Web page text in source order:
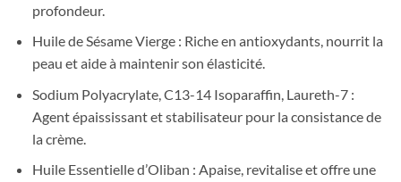
profondeur.
Huile de Sésame Vierge : Riche en antioxydants, nourrit la
peau et aide à maintenir son élasticité.
Sodium Polyacrylate, C13-14 Isoparaffin, Laureth-7 :
Agent épaississant et stabilisateur pour la consistance de
la crème.
Huile Essentielle d’Oliban : Apaise, revitalise et offre une